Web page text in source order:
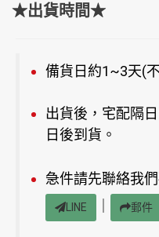
★出貨時間★
備貨日約1~3天(
出貨後，宅配隔
日後到貨。
急件請先聯絡我
LINE 郵件